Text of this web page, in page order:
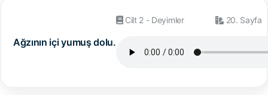
Ağzının içi yumuş dolu.
Cilt 2 - Deyimler 20. Sayfa